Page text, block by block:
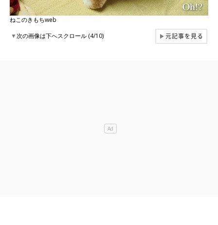
ねこのきもちweb
▼次の画像は下へスクロール (4/10) ▶元記事を見る